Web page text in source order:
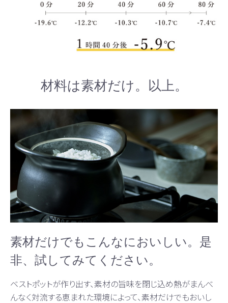
材料は素材だけ。以上。
素材だけでもこんなにおいしい。是
非、試してみてください。
ベストポットが作り出す、素材の旨味を閉じ込め熱がまんべ
んなく対流する恵まれた環境によって、素材だけでもおいし